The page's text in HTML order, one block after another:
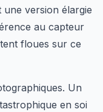
version élargie
au capteur
floues sur ce
Un
en soi